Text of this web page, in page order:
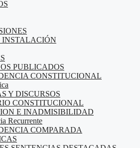
INSTALACIÓN
PUBLICADOS
CONSTITUCIONAL
Y DISCURSOS
CONSTITUCIONAL
E INADMISIBILIDAD
Recurrente
COMPARADA